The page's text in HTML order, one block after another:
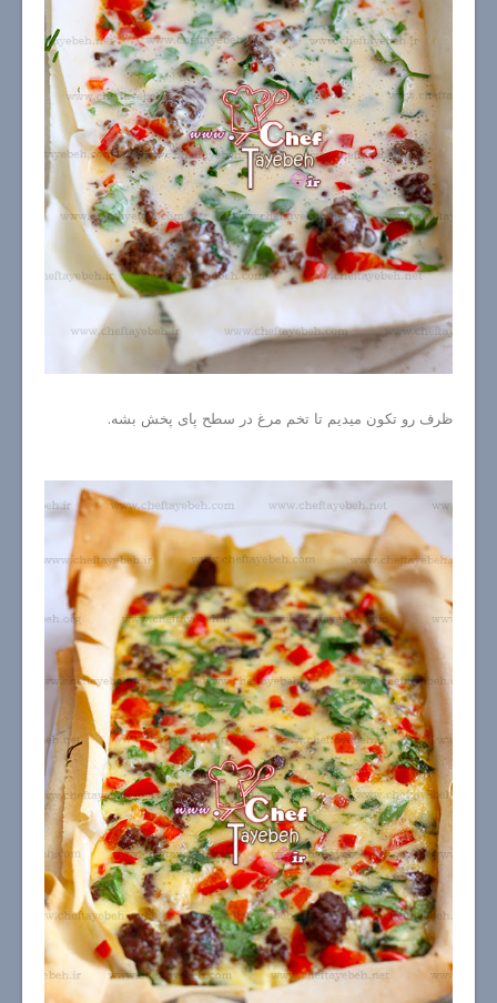
ظرف رو تکون میدیم تا تخم مرغ در سطح پای پخش بشه.